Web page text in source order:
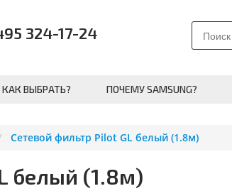
324-17-24
КАК ВЫБРАТЬ? ПОЧЕМУ SAMSUNG?
Сетевой фильтр Pilot GL белый (1.8м)
белый (1.8м)